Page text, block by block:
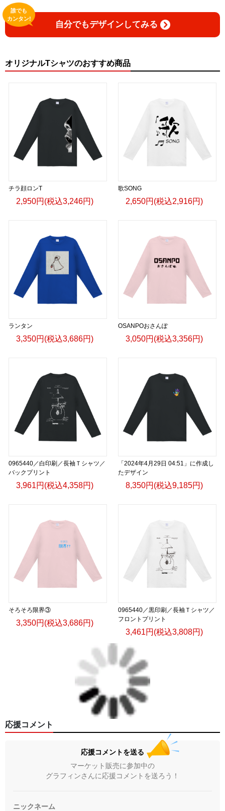
自分でもデザインしてみる
誰でも
カンタン!
オリジナルTシャツのおすすめ商品
チラ顔ロンT
2,950円(税込3,246円)
歌SONG
2,650円(税込2,916円)
ランタン
3,350円(税込3,686円)
OSANPOおさんぽ
3,050円(税込3,356円)
0965440／白印刷／長袖Ｔシャツ／
バックプリント
3,961円(税込4,358円)
「2024年4月29日 04:51」に作成し
たデザイン
8,350円(税込9,185円)
そろそろ限界③
3,350円(税込3,686円)
0965440／黒印刷／長袖Ｔシャツ／
フロントプリント
3,461円(税込3,808円)
応援コメント
応援コメントを送る
マーケット販売に参加中の
グラフィンさんに応援コメントを送ろう！
ニックネーム